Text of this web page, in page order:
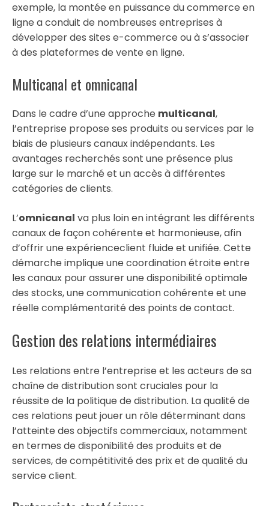
exemple, la montée en puissance du commerce en
ligne a conduit de nombreuses entreprises à
développer des sites e-commerce ou à s’associer
à des plateformes de vente en ligne.
Multicanal et omnicanal
Dans le cadre d’une approche multicanal,
l’entreprise propose ses produits ou services par le
biais de plusieurs canaux indépendants. Les
avantages recherchés sont une présence plus
large sur le marché et un accès à différentes
catégories de clients.
L’omnicanal va plus loin en intégrant les différents
canaux de façon cohérente et harmonieuse, afin
d’offrir une expérienceclient fluide et unifiée. Cette
démarche implique une coordination étroite entre
les canaux pour assurer une disponibilité optimale
des stocks, une communication cohérente et une
réelle complémentarité des points de contact.
Gestion des relations intermédiaires
Les relations entre l’entreprise et les acteurs de sa
chaîne de distribution sont cruciales pour la
réussite de la politique de distribution. La qualité de
ces relations peut jouer un rôle déterminant dans
l’atteinte des objectifs commerciaux, notamment
en termes de disponibilité des produits et de
services, de compétitivité des prix et de qualité du
service client.